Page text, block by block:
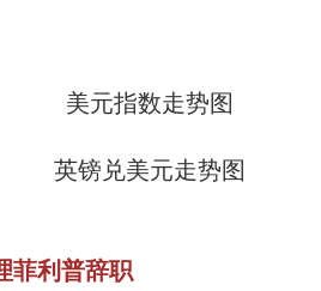
美元指数走势图
英镑兑美元走势图
菲利普辞职